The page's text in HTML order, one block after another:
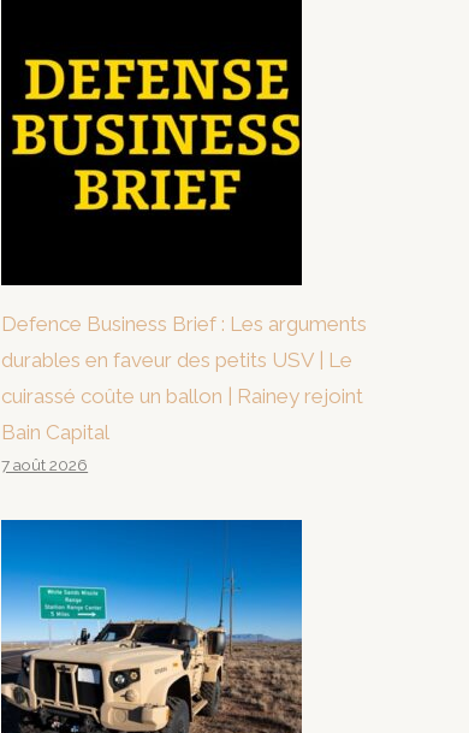
Defence Business Brief : Les arguments
durables en faveur des petits USV | Le
cuirassé coûte un ballon | Rainey rejoint
Bain Capital
7 août 2026